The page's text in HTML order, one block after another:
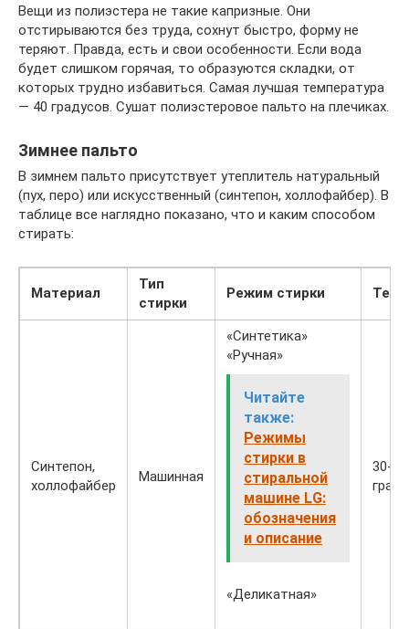
Вещи из полиэстера не такие капризные. Они
отстирываются без труда, сохнут быстро, форму не
теряют. Правда, есть и свои особенности. Если вода
будет слишком горячая, то образуются складки, от
которых трудно избавиться. Самая лучшая температура
— 40 градусов. Сушат полиэстеровое пальто на плечиках.
Зимнее пальто
В зимнем пальто присутствует утеплитель натуральный
(пух, перо) или искусственный (синтепон, холлофайбер). В
таблице все наглядно показано, что и каким способом
стирать:
Материал
Тип
стирки
Режим стирки
Синтепон,
холлофайбер
Машинная
«Синтетика»
«Ручная»
Читайте
также:
Режимы
стирки в
стиральной
машине LG:
обозначения
и описание
«Деликатная»
30-40